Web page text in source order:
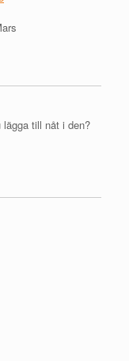
lägga till nåt i den?